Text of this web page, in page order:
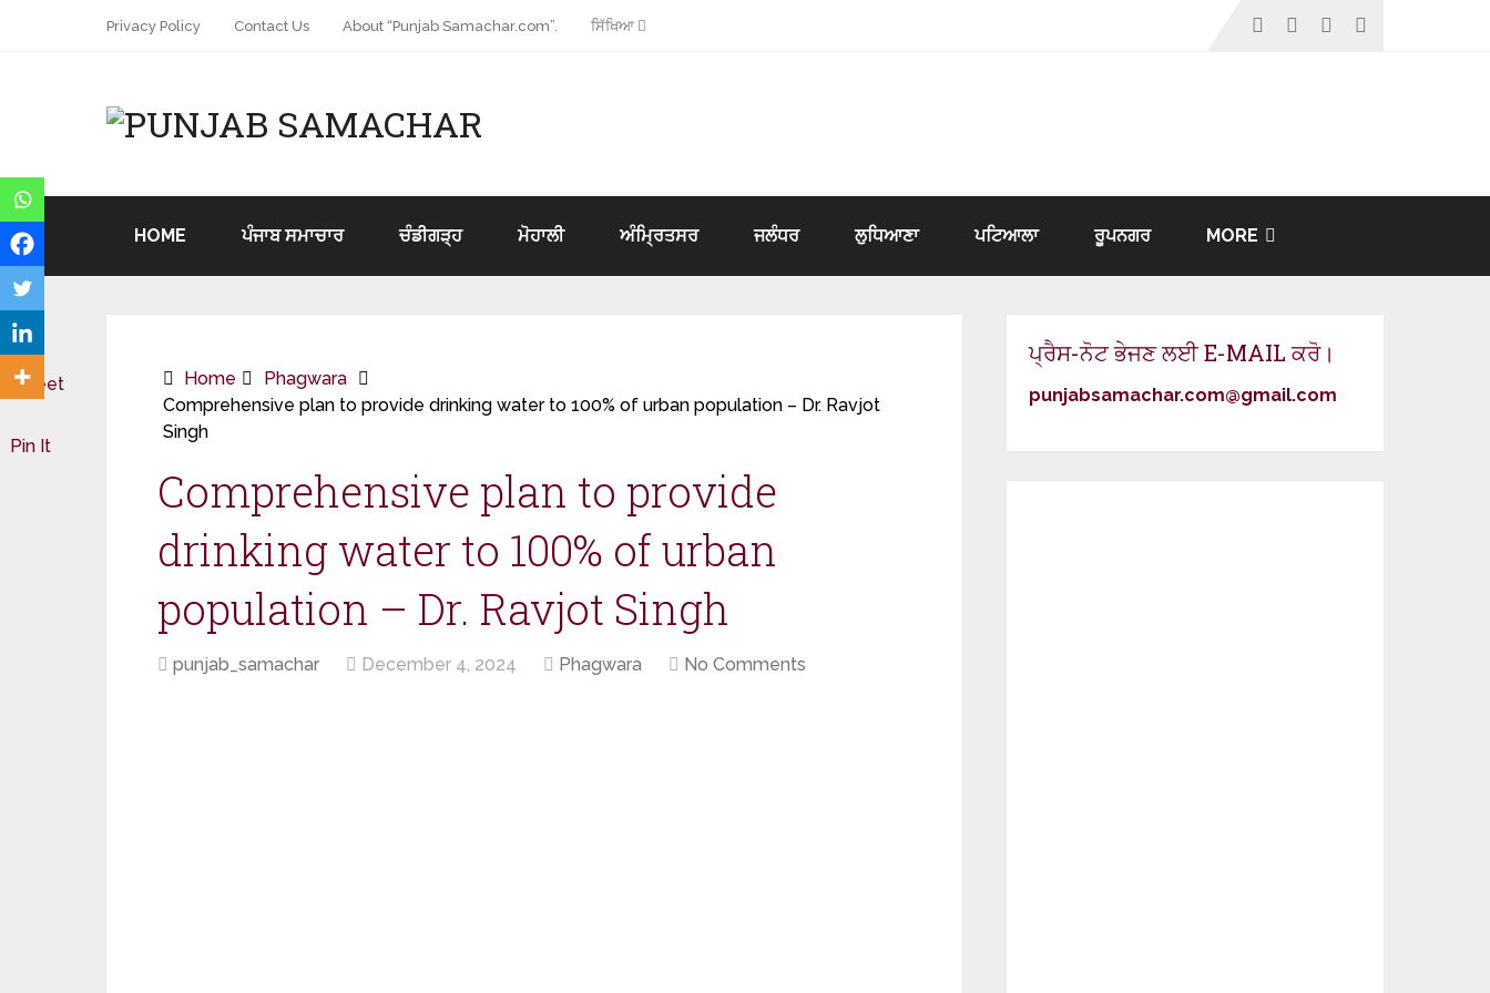
Privacy Policy Contact Us About “Punjab Samachar.com”. ਸਿੱਖਿਆ
HOME ਪੰਜਾਬ ਸਮਾਚਾਰ ਚੰਡੀਗੜ੍ਹ ਮੋਹਾਲੀ ਅੰਮ੍ਰਿਤਸਰ ਜਲੰਧਰ ਲੁਧਿਆਣਾ ਪਟਿਆਲਾ ਰੂਪਨਗਰ MORE
Home
Phagwara
Comprehensive plan to provide drinking water to 100% of urban population – Dr. Ravjot
Singh
Comprehensive plan to provide
drinking water to 100% of urban
population – Dr. Ravjot Singh
punjab_samachar December 4, 2024 Phagwara No Comments
Tweet
Pin It
ਪ੍ਰੈਸ-ਨੋਟ ਭੇਜਣ ਲਈ E-MAIL ਕਰੋ।
punjabsamachar.com@gmail.com